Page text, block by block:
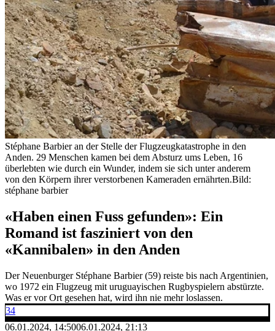
Stéphane Barbier an der Stelle der Flugzeugkatastrophe in den
Anden. 29 Menschen kamen bei dem Absturz ums Leben, 16
überlebten wie durch ein Wunder, indem sie sich unter anderem
von den Körpern ihrer verstorbenen Kameraden ernährten.Bild:
stéphane barbier
«Haben einen Fuss gefunden»: Ein
Romand ist fasziniert von den
«Kannibalen» in den Anden
Der Neuenburger Stéphane Barbier (59) reiste bis nach Argentinien,
wo 1972 ein Flugzeug mit uruguayischen Rugbyspielern abstürzte.
Was er vor Ort gesehen hat, wird ihn nie mehr loslassen.
34
06.01.2024, 14:5006.01.2024, 21:13